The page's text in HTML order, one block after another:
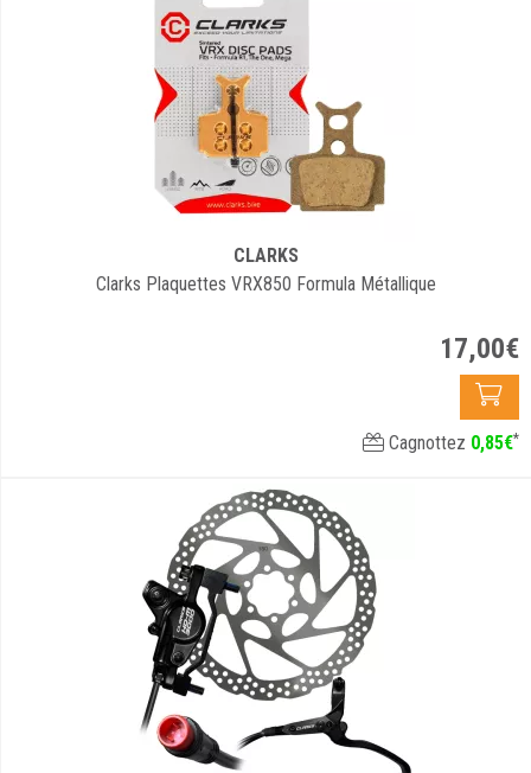
CLARKS
Clarks Plaquettes VRX850 Formula Métallique
17,00€
Cagnottez 0,85€*